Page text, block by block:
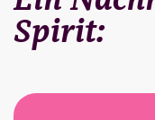
Spirit: